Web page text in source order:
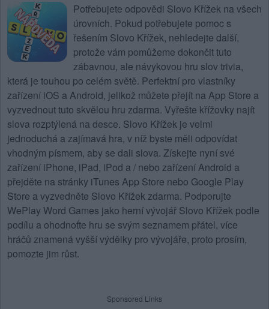
Potřebujete odpovědi Slovo Křížek na všech
úrovních. Pokud potřebujete pomoc s
řešením Slovo Křížek, nehledejte další,
protože vám pomůžeme dokončit tuto
zábavnou, ale návykovou hru slov trivia,
která je touhou po celém světě. Perfektní pro vlastníky
zařízení iOS a Android, jelikož můžete přejít na App Store a
vyzvednout tuto skvělou hru zdarma. Vyřešte křížovky najít
slova rozptýlená na desce. Slovo Křížek je velmi
jednoduchá a zajímavá hra, v níž byste měli odpovídat
vhodným písmem, aby se dali slova. Získejte nyní své
zařízení iPhone, iPad, iPod a / nebo zařízení Android a
přejděte na stránky iTunes App Store nebo Google Play
Store a vyzvedněte Slovo Křížek zdarma. Podporujte
WePlay Word Games jako herní vývojář Slovo Křížek podle
podílu a ohodnoťte hru se svým seznamem přátel, více
hráčů znamená vyšší výdělky pro vývojáře, proto prosím,
pomozte jim růst.
Sponsored Links